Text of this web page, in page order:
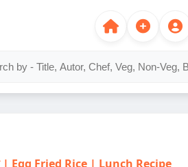
| Egg Fried Rice | Lunch Recipe